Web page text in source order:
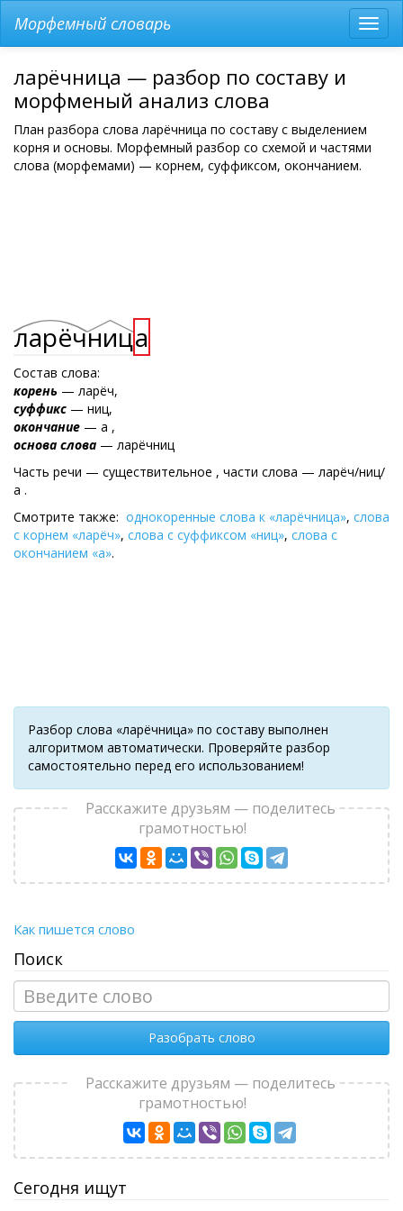
меню
Морфемный словарь
ларёчница — разбор по составу и
морфменый анализ слова
План разбора слова ларёчница по составу с выделением
корня и основы. Морфемный разбор со схемой и частями
слова (морфемами) — корнем, суффиксом, окончанием.
ларёчница
Состав слова:
корень — ларёч,
суффикс — ниц,
окончание — а ,
основа слова — ларёчниц
Часть речи — существительное , части слова — ларёч/ниц/
а .
Смотрите также: однокоренные слова к «ларёчница», слова
с корнем «ларёч», слова с суффиксом «ниц», слова с
окончанием «а».
Разбор слова «ларёчница» по составу выполнен
алгоритмом автоматически. Проверяйте разбор
самостоятельно перед его использованием!
Расскажите друзьям — поделитесь
грамотностью!
Как пишется слово
Поиск
Разобрать слово
Расскажите друзьям — поделитесь
грамотностью!
Сегодня ищут